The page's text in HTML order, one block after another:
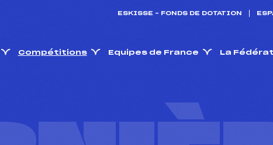
ESKISSE – FONDS DE DOTATION
Compétitions Equipes de France La